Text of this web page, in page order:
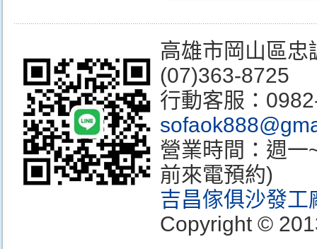
高雄市岡山區
(07)363-8725
行動客服：
營業時間：週
前來電預約)
吉昌傢俱沙發工
Copyright ©